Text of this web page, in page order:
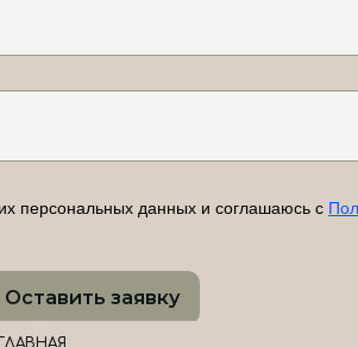
персональных данных и соглашаюсь с
Оставить заявку
ГЛАВНАЯ